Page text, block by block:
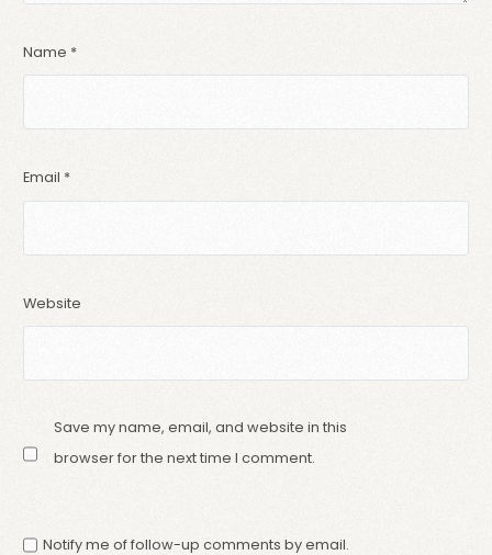
Name *
Email *
Website
Save my name, email, and website in this
browser for the next time I comment.
Notify me of follow-up comments by email.